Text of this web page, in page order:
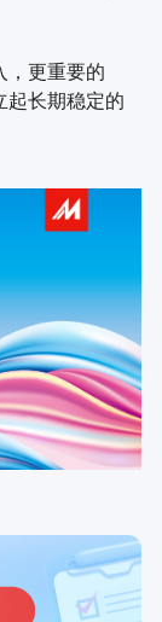
，更重要的
起长期稳定的